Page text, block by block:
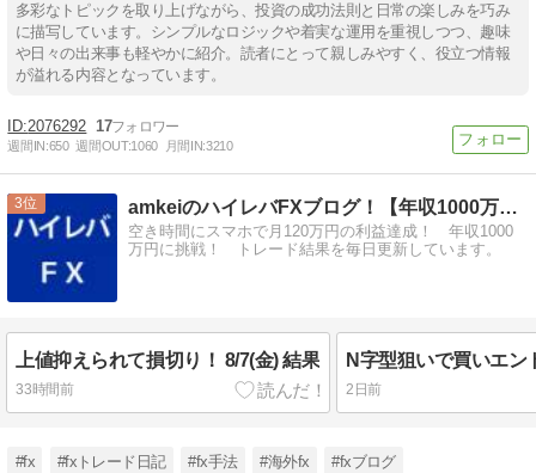
多彩なトピックを取り上げながら、投資の成功法則と日常の楽しみを巧み
に描写しています。シンプルなロジックや着実な運用を重視しつつ、趣味
や日々の出来事も軽やかに紹介。読者にとって親しみやすく、役立つ情報
が溢れる内容となっています。
2076292 17
週間IN:650 週間OUT:1060 月間IN:3210
3 amkeiのハイレバFXブログ！【年収1000万円に挑戦！】
空き時間にスマホで月120万円の利益達成！ 年収1000
万円に挑戦！ トレード結果を毎日更新しています。
上値抑えられて損切り！ 8/7(金) 結果
33時間前 2日前
#fx #fxトレード日記 #fx手法 #海外fx #fxブログ